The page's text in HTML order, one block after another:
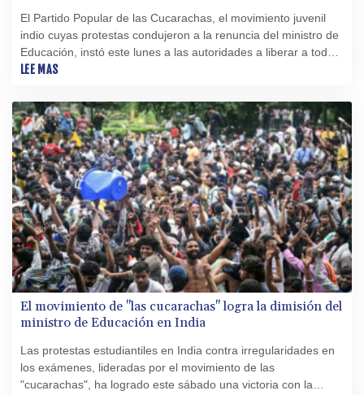
El Partido Popular de las Cucarachas, el movimiento juvenil
indio cuyas protestas condujeron a la renuncia del ministro de
Educación, instó este lunes a las autoridades a liberar a todos
los manifestantes detenidos durante semanas de
LEE MAS
El movimiento de "las cucarachas" logra la dimisión del
ministro de Educación en India
Las protestas estudiantiles en India contra irregularidades en
los exámenes, lideradas por el movimiento de las
"cucarachas", ha logrado este sábado una victoria con la